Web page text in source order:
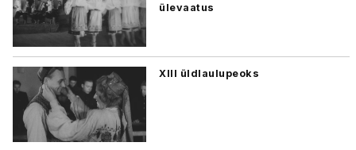
ülevaatus
XIII üldlaulupeoks